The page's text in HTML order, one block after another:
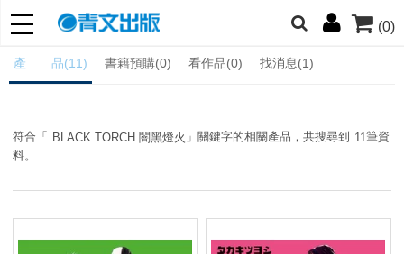
(0)
朋友們，提高警覺！
產 品(11) 書籍預購(0) 看作品(0) 找消息(1)
符合「 BLACK TORCH 闇黑燈火 」關鍵字的相關產品，共搜尋到 11筆資
料。